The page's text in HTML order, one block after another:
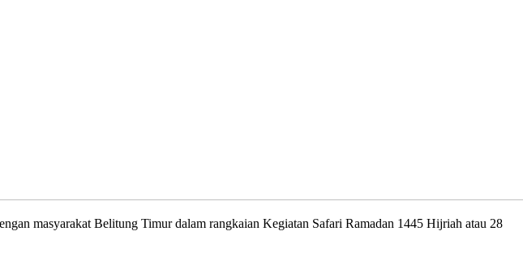
masyarakat Belitung Timur dalam rangkaian Kegiatan Safari Ramadan 1445 Hijriah atau 28